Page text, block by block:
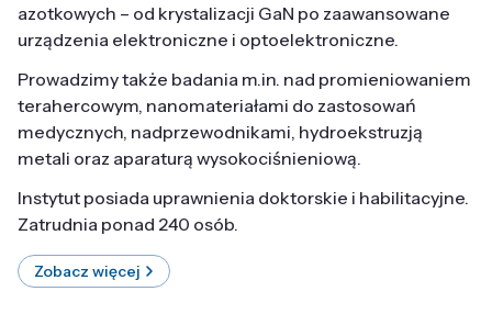
azotkowych – od krystalizacji GaN po zaawansowane
urządzenia elektroniczne i optoelektroniczne.
Prowadzimy także badania m.in. nad promieniowaniem
terahercowym, nanomateriałami do zastosowań
medycznych, nadprzewodnikami, hydroekstruzją
metali oraz aparaturą wysokociśnieniową.
Instytut posiada uprawnienia doktorskie i habilitacyjne.
Zatrudnia ponad 240 osób.
Zobacz więcej